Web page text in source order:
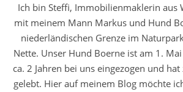
Ich bin Steffi, Immobilienmaklerin aus
mit meinem Mann Markus und Hund
niederländischen Grenze im
Nette. Unser Hund Boerne ist am 1.
ca. 2 Jahren bei uns eingezogen und
gelebt. Hier auf meinem Blog möchte